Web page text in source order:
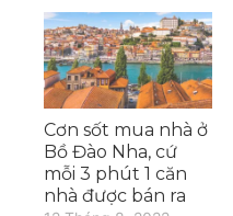
Cơn sốt mua nhà ở
Bồ Đào Nha, cứ
mỗi 3 phút 1 căn
nhà được bán ra